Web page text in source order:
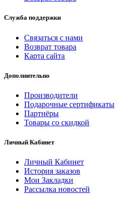
Служба поддержки
Связаться с нами
Возврат товара
Карта сайта
Дополнительно
Производители
Подарочные сертификаты
Партнёры
Товары со скидкой
Личный Кабинет
Личный Кабинет
История заказов
Мои Закладки
Рассылка новостей